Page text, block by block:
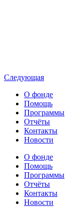
Следующая
О фонде
Помощь
Программы
Отчёты
Контакты
Новости
О фонде
Помощь
Программы
Отчёты
Контакты
Новости